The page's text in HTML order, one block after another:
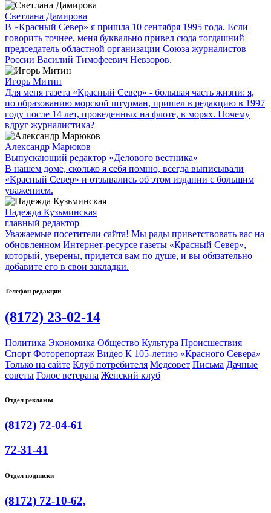
Светлана Дамирова
В «Красный Север» я пришла 10 сентября 1995 года. Если
говорить точнее, меня буквально привел сюда тогдашний
председатель областной организации Союза журналистов
России Василий Тимофеевич Невзоров.
Игорь Митин
Для меня газета «Красный Север» - большая часть жизни: я,
по образованию морской штурман, пришел в редакцию в 1997
году после 14 лет, проведенных на флоте, в морях. Почему
вдруг журналистика?
Александр Марюков
Выпускающий редактор «Делового вестника»
В нашем доме, сколько я себя помню, всегда выписывали
«Красный Север» и отзывались об этом издании с большим
уважением.
Надежда Кузьминская
главный редактор
Уважаемые посетители сайта! Мы рады приветствовать вас на
обновленном Интернет-ресурсе газеты «Красный Север»,
который, уверены, придется вам по душе, и вы обязательно
добавите его в свои закладки.
Телефон редакции
(8172) 23-02-14
Политика Экономика Общество Культура Происшествия
Спорт Фоторепортаж Видео К 105-летию «Красного Севера»
Только на сайте Клуб потребителя Медсовет Письма Дачные
советы Голос ветерана Женский клуб
Отдел рекламы
(8172) 72-04-61
72-31-41
Отдел подписки
(8172) 72-10-62,